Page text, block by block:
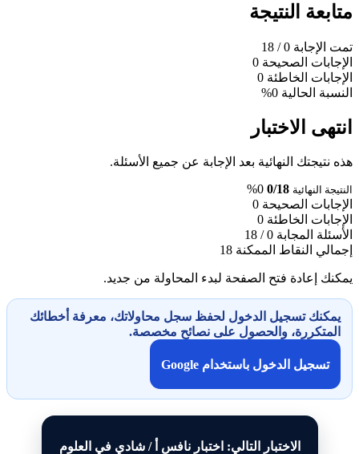
متابعة النتيجة
تمت الإجابة 0
/ 18
الإجابات الصحيحة 0
الإجابات الخاطئة 0
النسبة الحالية 0%
انتهى الاختبار
هذه نتيجتك النهائية بعد الإجابة عن جميع الأسئلة.
النتيجة النهائية 0/18
0%
الإجابات الصحيحة 0
الإجابات الخاطئة 0
الأسئلة المجابة 0 / 18
إجمالي النقاط الممكنة 18
يمكنك إعادة فتح الصفحة لبدء المحاولة من جديد.
يمكنك تسجيل الدخول لحفظ سجل محاولاتك، معرفة أخطائك
المتكررة، والحصول على نصائح مخصصة.
تسجيل الدخول باستخدام Google
الاختبار التالي: اختبار نافس أ / شادي في العلوم